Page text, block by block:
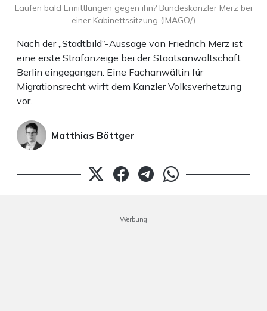
Nach der „Stadtbild“-Aussage von Friedrich Merz ist
eine erste Strafanzeige bei der Staatsanwaltschaft
Berlin eingegangen. Eine Fachanwältin für
Migrationsrecht wirft dem Kanzler Volksverhetzung
vor.
Matthias Böttger
Laufen bald Ermittlungen gegen ihn? Bundeskanzler Merz bei
einer Kabinettssitzung (IMAGO/)
Werbung